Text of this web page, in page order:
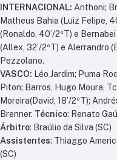
INTERNACIONAL: Anthoni;
Matheus Bahia (Luiz Felipe,
(Ronaldo, 40’/2ºT) e
(Allex, 32’/2ºT) e Alerrandro
Pezzolano.
VASCO: Léo Jardim; Puma
Piton; Barros, Hugo Moura,
Moreira(David, 18’/2ºT);
Brenner. Técnico: Renato
Árbitro: Braúlio da Silva (SC)
Assistentes: Thiaggo
(SC)